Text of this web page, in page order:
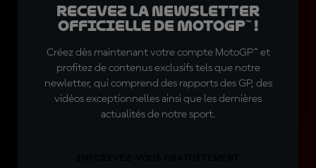
Recevez la Newsletter
officielle de MotoGP™ !
Créez dès maintenant votre compte MotoGP™ et
profitez de contenus exclusifs tels que notre
newletter, qui comprend des rapports des GP, des
vidéos exceptionnelles ainsi que les dernières
actualités de notre sport.